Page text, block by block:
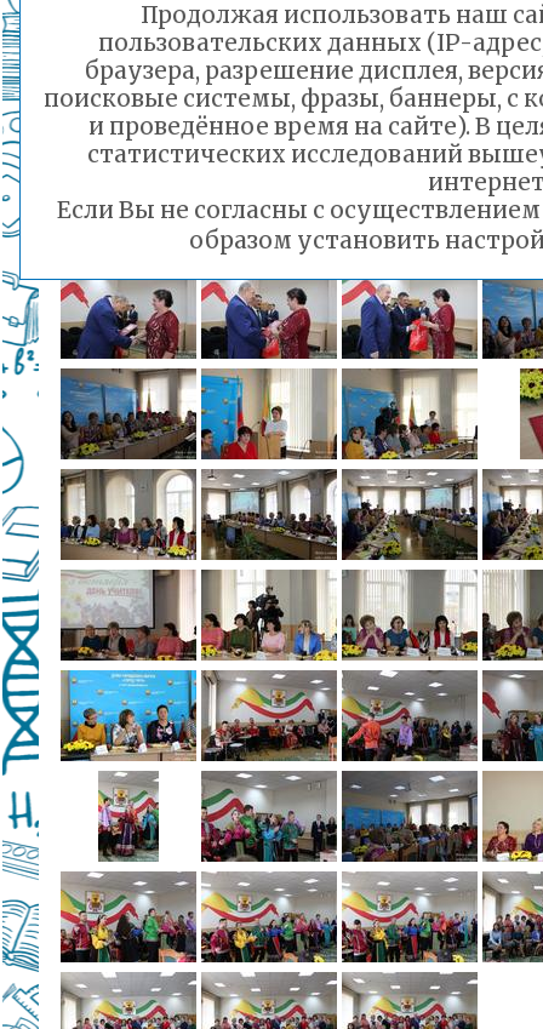
Продолжая использовать наш
пользовательских данных (IP-
браузера, разрешение дисплея,
поисковые системы, фразы, баннеры, с
и проведённое время на сайте). В
статистических исследований
Если Вы не согласны с
образом установить